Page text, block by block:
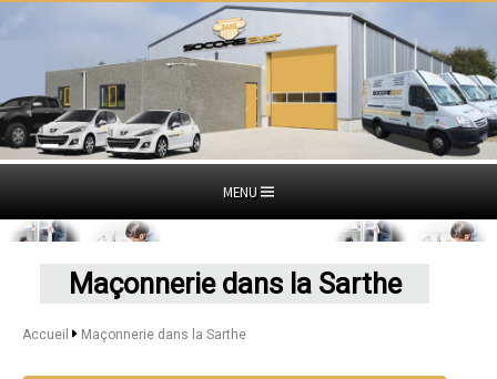
MENU
Maçonnerie dans la Sarthe
Accueil Maçonnerie dans la Sarthe